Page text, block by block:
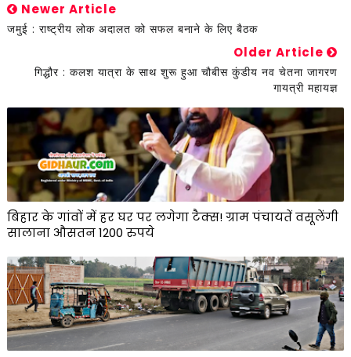
Newer Article
जमुई : राष्ट्रीय लोक अदालत को सफल बनाने के लिए बैठक
Older Article
गिद्धौर : कलश यात्रा के साथ शुरू हुआ चौबीस कुंडीय नव चेतना जागरण
गायत्री महायज्ञ
बिहार के गांवों में हर घर पर लगेगा टैक्स! ग्राम पंचायतें वसूलेंगी
सालाना औसतन 1200 रुपये